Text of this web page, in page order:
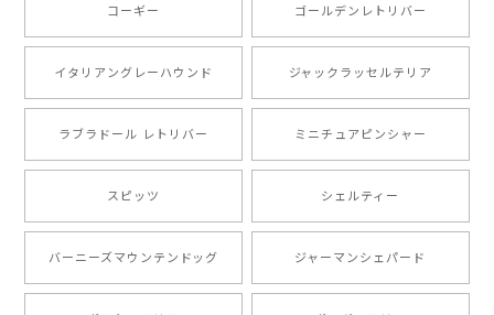
注文受領連絡が無かったのでハラハラしましたが… 可
愛い商品が届きました！大満足です♪
【 自然に囲まれた ポメラニアン 】マグカップ 犬 ペット うちの子 犬グッズ ギフト プレゼント 母の日
りまして、元気な時の顔がそっくりだったので、注文し
ました。ありがとうございました。
コーギー ゴールデンレトリバー
イタリアングレーハウンド ジャックラッセルテリア
ラブラドール レトリバー ミニチュアピンシャー
スピッツ シェルティー
バーニーズマウンテンドッグ ジャーマンシェパード